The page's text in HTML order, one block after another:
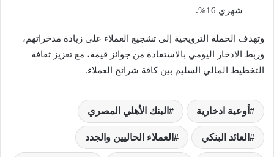
شهري 16%.
وتهدف الحملة الترويجية إلى تشجيع العملاء على زيادة مدخراتهم،
وربط الادخار اليومي بالاستفادة من جوائز قيمة، مع تعزيز ثقافة
التخطيط المالي السليم بين كافة شرائح العملاء.
أوعية ادخارية البنك الأهلي المصري
العائد البنكي العملاء الحاليين والجدد